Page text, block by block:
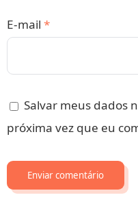
E-mail *
Salvar meus dados
próxima vez que eu